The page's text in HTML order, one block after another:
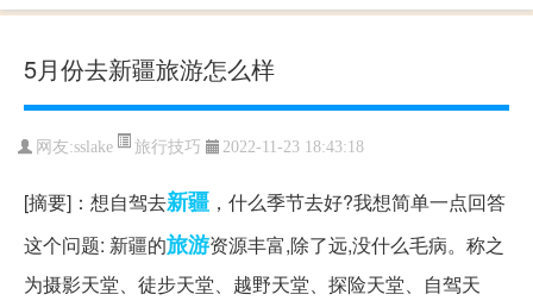
5月份去新疆旅游怎么样
网友:sslake 旅行技巧 2022-11-23 18:43:18
[摘要]：想自驾去新疆 ，什么季节去好?我想简单一点回答
这个问题: 新疆的旅游资源丰富,除了远,没什么毛病。称之
为摄影天堂、徒步天堂、越野天堂、探险天堂、自驾天